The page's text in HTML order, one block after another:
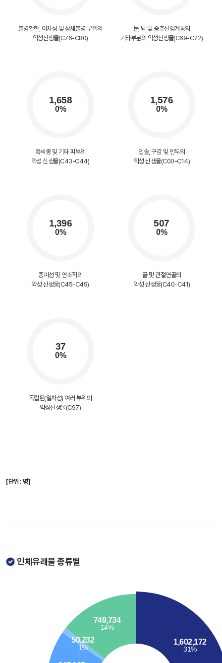
불명확한, 이차성 및 상세불명 부위의
악성신생물(C76-C80)
눈, 뇌 및 중추신경계통의
기타부분의 악성신생물(C69-C72)
흑색종 및 기타 피부의
악성 신생물(C43-C44)
입술, 구강 및 인두의
악성 신생물(C00-C14)
중피성 및 연조직의
악성 신생물(C45-C49)
골 및 관절연골의
악성 신생물(C40-C41)
독립된(일차성) 여러 부위의
악성신생물(C97)
[단위 : 명]
인체유래물 종류별